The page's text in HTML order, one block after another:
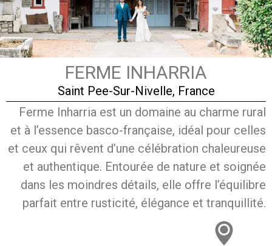
FERME INHARRIA
Saint Pee-Sur-Nivelle, France
Ferme Inharria est un domaine au charme rural
et à l’essence basco-française, idéal pour celles
et ceux qui rêvent d’une célébration chaleureuse
et authentique. Entourée de nature et soignée
dans les moindres détails, elle offre l’équilibre
parfait entre rusticité, élégance et tranquillité.